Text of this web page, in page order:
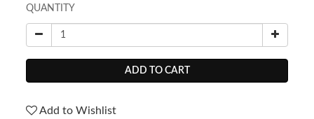
QUANTITY
ADD TO CART
Add to Wishlist